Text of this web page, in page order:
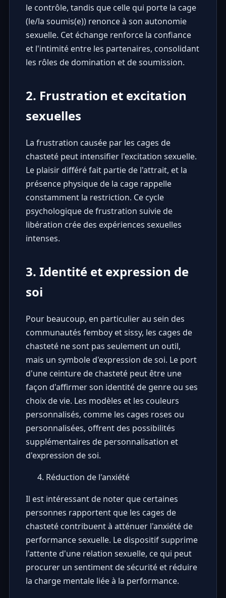
le contrôle, tandis que celle qui porte la cage
(le/la soumis(e)) renonce à son autonomie
sexuelle. Cet échange renforce la confiance
et l'intimité entre les partenaires, consolidant
les rôles de domination et de soumission.
2. Frustration et excitation
sexuelles
La frustration causée par les cages de
chasteté peut intensifier l'excitation sexuelle.
Le plaisir différé fait partie de l'attrait, et la
présence physique de la cage rappelle
constamment la restriction. Ce cycle
psychologique de frustration suivie de
libération crée des expériences sexuelles
intenses.
3. Identité et expression de
soi
Pour beaucoup, en particulier au sein des
communautés femboy et sissy, les cages de
chasteté ne sont pas seulement un outil,
mais un symbole d'expression de soi. Le port
d'une ceinture de chasteté peut être une
façon d'affirmer son identité de genre ou ses
choix de vie. Les modèles et les couleurs
personnalisés, comme les cages roses ou
personnalisées, offrent des possibilités
supplémentaires de personnalisation et
d'expression de soi.
Réduction de l'anxiété
Il est intéressant de noter que certaines
personnes rapportent que les cages de
chasteté contribuent à atténuer l'anxiété de
performance sexuelle. Le dispositif supprime
l'attente d'une relation sexuelle, ce qui peut
procurer un sentiment de sécurité et réduire
la charge mentale liée à la performance.